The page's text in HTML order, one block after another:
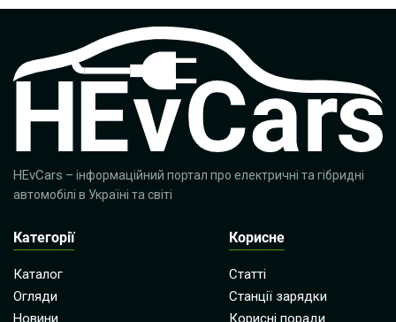
HEvCars – інформаційний портал про електричні та гібридні
автомобілі в Україні та світі
Категорії
Каталог
Огляди
Новини
Корисне
Статті
Станції зарядки
Корисні поради